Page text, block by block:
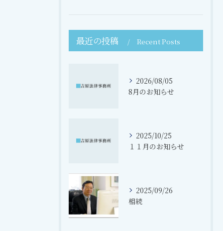
最近の投稿 Recent Posts
2026/08/05
8月のお知らせ
2025/10/25
１１月のお知らせ
2025/09/26
相続